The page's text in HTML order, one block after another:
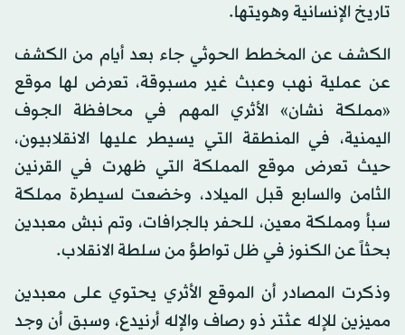
تاريخ الإنسانية وهويتها.
الكشف عن المخطط الحوثي جاء بعد أيام من الكشف
عن عملية نهب وعبث غير مسبوقة، تعرض لها موقع
«مملكة نشان» الأثري المهم في محافظة الجوف
اليمنية، في المنطقة التي يسيطر عليها الانقلابيون،
حيث تعرض موقع المملكة التي ظهرت في القرنين
الثامن والسابع قبل الميلاد، وخضعت لسيطرة مملكة
سبأ ومملكة معين، للحفر بالجرافات، وتم نبش معبدين
بحثاً عن الكنوز في ظل تواطؤ من سلطة الانقلاب.
وذكرت المصادر أن الموقع الأثري يحتوي على معبدين
مميزين للإله عثتر ذو رصاف والإله أرنيدع، وسبق أن وجد